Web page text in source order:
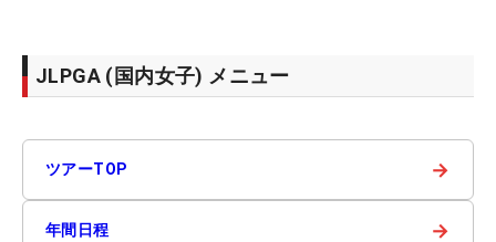
JLPGA (国内女子) メニュー
ツアーTOP →
年間日程 →